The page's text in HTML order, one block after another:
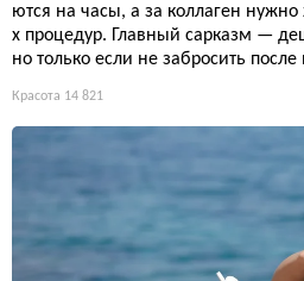
ются на часы, а за коллаген
х процедур. Главный сарказм —
но только если не забросить
Красота 14 821